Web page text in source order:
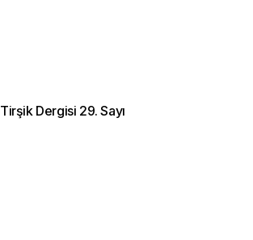
Tirşik Dergisi 29. Sayı